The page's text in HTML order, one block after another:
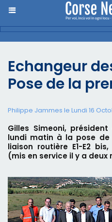
Echangeur
Pose de la
Philippe Jammes le Lundi 16
Gilles Simeoni,
lundi matin à la pose
liaison routière E1-E2
(mis en service il y a deux